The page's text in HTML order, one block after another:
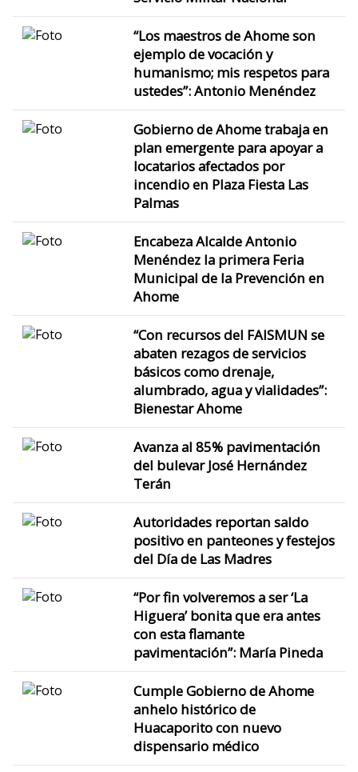
“Los maestros de Ahome son
ejemplo de vocación y
humanismo; mis respetos para
ustedes”: Antonio Menéndez
Gobierno de Ahome trabaja en
plan emergente para apoyar a
locatarios afectados por
incendio en Plaza Fiesta Las
Palmas
Encabeza Alcalde Antonio
Menéndez la primera Feria
Municipal de la Prevención en
Ahome
“Con recursos del FAISMUN se
abaten rezagos de servicios
básicos como drenaje,
alumbrado, agua y vialidades”:
Bienestar Ahome
Avanza al 85% pavimentación
del bulevar José Hernández
Terán
Autoridades reportan saldo
positivo en panteones y festejos
del Día de Las Madres
“Por fin volveremos a ser ‘La
Higuera’ bonita que era antes
con esta flamante
pavimentación”: María Pineda
Cumple Gobierno de Ahome
anhelo histórico de
Huacaporito con nuevo
dispensario médico